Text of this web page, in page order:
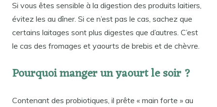
Si vous êtes sensible à la digestion des produits laitiers,
évitez les au dîner. Si ce n’est pas le cas, sachez que
certains laitages sont plus digestes que d’autres. C’est
le cas des fromages et yaourts de brebis et de chèvre.
Pourquoi manger un yaourt le soir ?
Contenant des probiotiques, il prête « main forte » au